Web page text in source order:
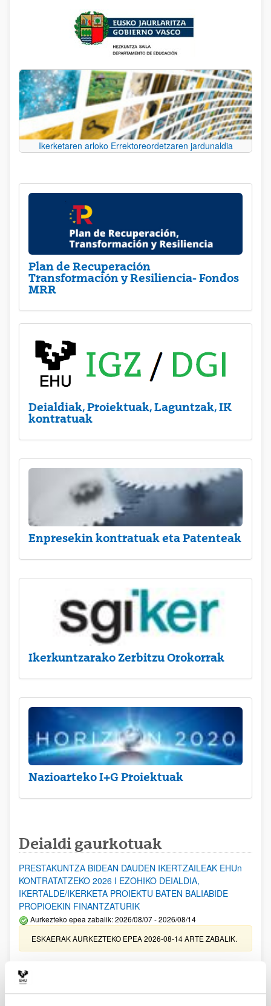
Ikerketaren arloko Errektoreordetzaren jardunaldia
Plan de Recuperación
Transformación y Resiliencia- Fondos
MRR
Deialdiak, Proiektuak, Laguntzak, IK
kontratuak
Enpresekin kontratuak eta Patenteak
Ikerkuntzarako Zerbitzu Orokorrak
Nazioarteko I+G Proiektuak
Deialdi gaurkotuak
PRESTAKUNTZA BIDEAN DAUDEN IKERTZAILEAK EHUn
KONTRATATZEKO 2026 I EZOHIKO DEIALDIA,
IKERTALDE/IKERKETA PROIEKTU BATEN BALIABIDE
PROPIOEKIN FINANTZATURIK
Aurkezteko epea zabalik: 2026/08/07 - 2026/08/14
ESKAERAK AURKEZTEKO EPEA 2026-08-14 ARTE ZABALIK.
erosi eta berritzeko laguntzak 2026
Izapide irekia